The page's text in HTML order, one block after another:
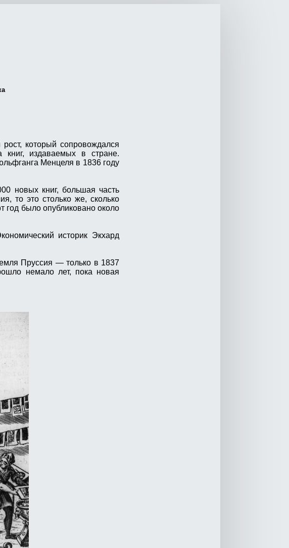
который сопровождался
книг, издаваемых в стране.
Менцеля в 1836 году
новых книг, большая часть
то это столько же, сколько
год было опубликовано около
историк Экхард
Пруссия — только в 1837
немало лет, пока новая